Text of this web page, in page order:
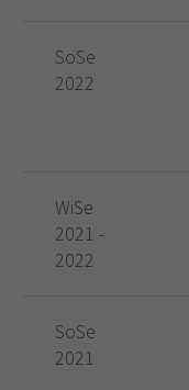
SoSe
2022
WiSe
2021 -
2022
SoSe
2021